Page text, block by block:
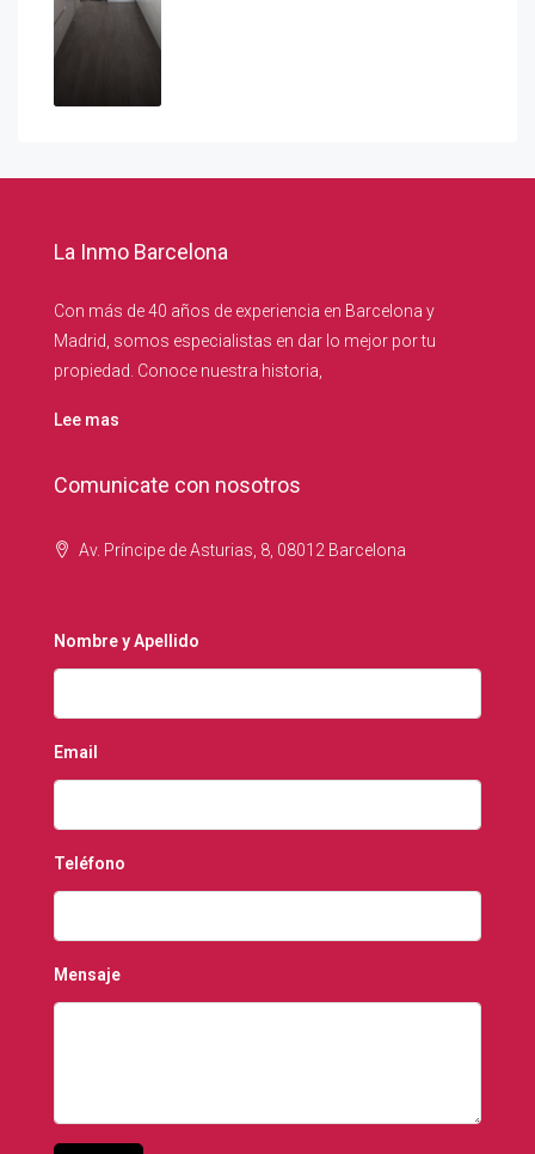
La Inmo Barcelona
Con más de 40 años de experiencia en Barcelona y
Madrid, somos especialistas en dar lo mejor por tu
propiedad. Conoce nuestra historia,
Lee mas
Comunicate con nosotros
Av. Príncipe de Asturias, 8, 08012 Barcelona
Nombre y Apellido
Email
Teléfono
Mensaje